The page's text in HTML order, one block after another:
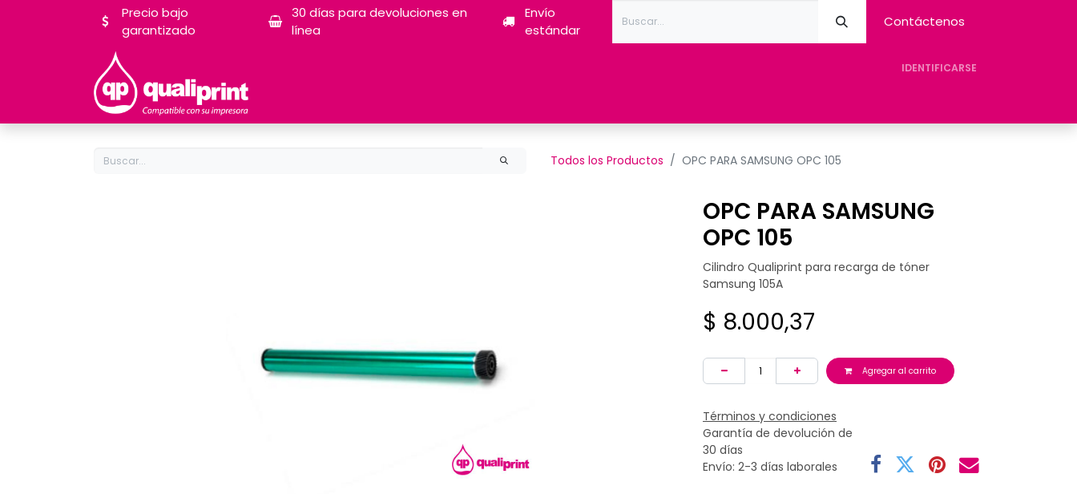
Precio bajo
garantizado
30 días para devoluciones en
línea
Envío
estándar
Contáctenos
IDENTIFICARSE
Todos los Productos OPC PARA SAMSUNG OPC 105
OPC PARA SAMSUNG
OPC 105
Cilindro Qualiprint para recarga de tóner
Samsung 105A
$ 8.000,37
Agregar al carrito
Términos y condiciones
Garantía de devolución de
30 días
Envío: 2-3 días laborales